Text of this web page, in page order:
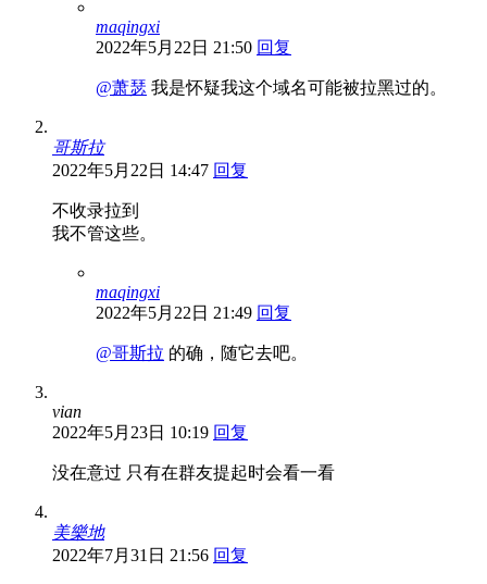
maqingxi
2022年5月22日 21:50 回复
@萧瑟 我是怀疑我这个域名可能被拉黑过的。
哥斯拉
2022年5月22日 14:47 回复
不收录拉到
我不管这些。
maqingxi
2022年5月22日 21:49 回复
@哥斯拉 的确，随它去吧。
vian
2022年5月23日 10:19 回复
没在意过 只有在群友提起时会看一看
美樂地
2022年7月31日 21:56 回复